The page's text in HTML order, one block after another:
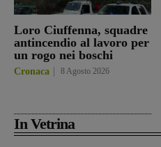
Loro Ciuffenna, squadre
antincendio al lavoro per
un rogo nei boschi
Cronaca 8 Agosto 2026
In Vetrina